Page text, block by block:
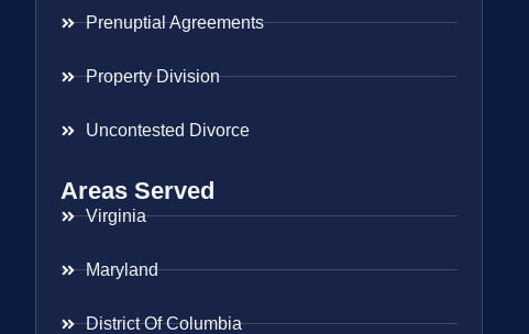
Prenuptial Agreements
Property Division
Uncontested Divorce
Areas Served
Virginia
Maryland
District Of Columbia